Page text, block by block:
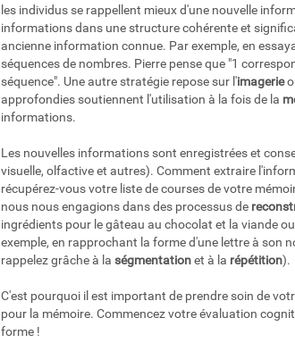
les individus se rappellent mieux d'une nouvelle
informations dans une structure cohérente et
ancienne information connue. Par exemple, en
séquences de nombres. Pierre pense que "1
séquence". Une autre stratégie repose sur l'imagerie
approfondies soutiennent l'utilisation à la fois de la
informations.
Les nouvelles informations sont enregistrées et
visuelle, olfactive et autres). Comment extraire
récupérez-vous votre liste de courses de votre
nous nous engagions dans des processus de
ingrédients pour le gâteau au chocolat et la viande
exemple, en rapprochant la forme d'une lettre à son
rappelez grâche à la ségmentationet à la répétition).
C'est pourquoi il est important de prendre soin de
pour la mémoire. Commencez votre évaluation
forme !